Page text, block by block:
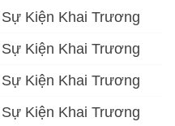
Kiện Khai Trương
Kiện Khai Trương
Kiện Khai Trương
Kiện Khai Trương